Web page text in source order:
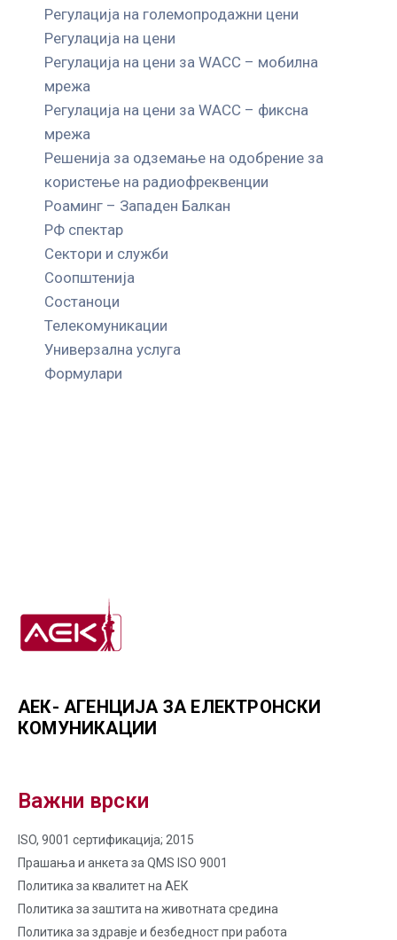
Регулација на големопродажни цени
Регулација на цени
Регулација на цени за WACC – мобилна
мрежа
Регулација на цени за WACC – фиксна
мрежа
Решенија за одземање на одобрение за
користење на радиофреквенции
Роаминг – Западен Балкан
РФ спектар
Сектори и служби
Соопштенија
Состаноци
Телекомуникации
Универзална услуга
Формулари
АЕК- АГЕНЦИЈА ЗА ЕЛЕКТРОНСКИ
КОМУНИКАЦИИ
Важни врски
ISO, 9001 сертификација; 2015
Прашања и анкета за QMS ISO 9001
Политика за квалитет на AЕК
Политика за заштита на животната средина
Политика за здравје и безбедност при работа